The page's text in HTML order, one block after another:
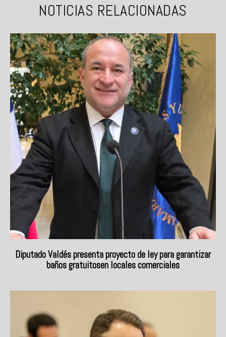
NOTICIAS RELACIONADAS
Diputado Valdés presenta proyecto de ley para garantizar
baños gratuitosen locales comerciales